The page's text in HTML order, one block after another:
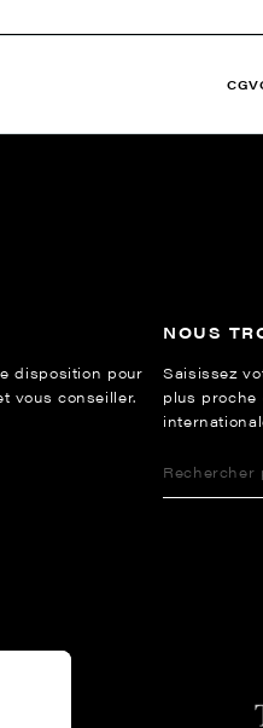
CGV
disposition pour
vous conseiller.
NOUS
Saisissez
plus proche